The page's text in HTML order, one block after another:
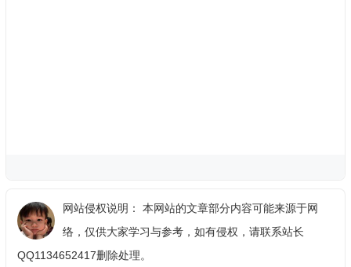
网站侵权说明： 本网站的文章部分内容可能来源于网
络，仅供大家学习与参考，如有侵权，请联系站长
QQ1134652417删除处理。